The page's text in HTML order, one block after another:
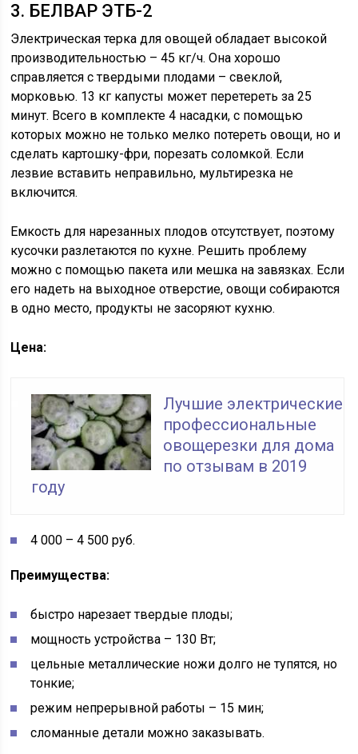
3. БЕЛВАР ЭТБ-2
Электрическая терка для овощей обладает высокой
производительностью – 45 кг/ч. Она хорошо
справляется с твердыми плодами – свеклой,
морковью. 13 кг капусты может перетереть за 25
минут. Всего в комплекте 4 насадки, с помощью
которых можно не только мелко потереть овощи, но и
сделать картошку-фри, порезать соломкой. Если
лезвие вставить неправильно, мультирезка не
включится.
Емкость для нарезанных плодов отсутствует, поэтому
кусочки разлетаются по кухне. Решить проблему
можно с помощью пакета или мешка на завязках. Если
его надеть на выходное отверстие, овощи собираются
в одно место, продукты не засоряют кухню.
Цена:
Лучшие электрические
профессиональные
овощерезки для дома
по отзывам в 2019
году
4 000 – 4 500 руб.
Преимущества:
быстро нарезает твердые плоды;
мощность устройства – 130 Вт;
цельные металлические ножи долго не тупятся, но
тонкие;
режим непрерывной работы – 15 мин;
сломанные детали можно заказывать.